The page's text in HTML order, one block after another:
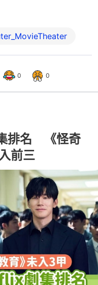
0 0
排名 《怪奇
前三